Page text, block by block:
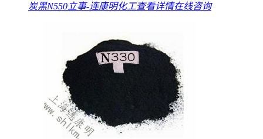
炭黑N550立事-连康明化工查看详情在线咨询